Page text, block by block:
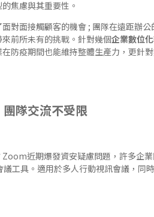
焦慮與其重要性。
對面接觸顧客的機會 ; 團隊在遠距辦
前所未有的挑戰。針對幾個企業數位
防疫期間也能維持整體生產力，更針
隊交流不受限
近期爆發資安疑慮問題，許多企
工具。適用於多人行動視訊會議，同